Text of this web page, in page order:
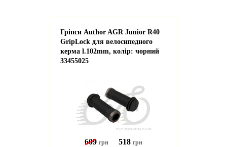
Гріпси Author AGR Junior R40
GripLock для велосипедного
керма l.102mm, колір: чорний
33455025
609 грн 518 грн